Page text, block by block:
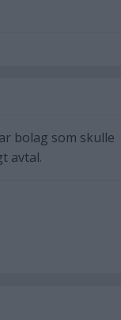
bolag som skulle
avtal.